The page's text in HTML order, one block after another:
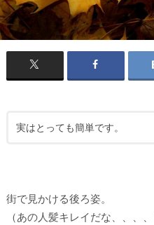
実はとっても簡単です。
街で見かける後ろ姿。
（あの人髪キレイだな、、、、